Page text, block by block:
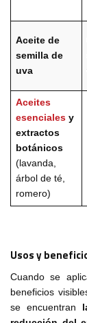
Aceite de
semilla de
uva
Aceites
esenciales y
extractos
botánicos
(lavanda,
árbol de té,
romero)
Usos y
Cuando se
beneficios
se encuentran